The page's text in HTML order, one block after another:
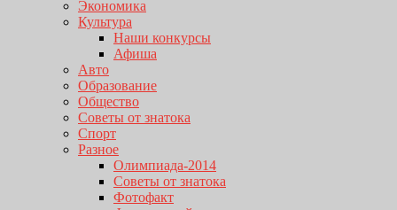
Экономика
Культура
Наши конкурсы
Афиша
Авто
Образование
Общество
Советы от знатока
Спорт
Разное
Олимпиада-2014
Советы от знатока
Фотофакт